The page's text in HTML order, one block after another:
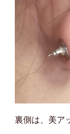
裏側は、美ア